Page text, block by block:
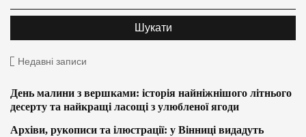
Недавні записи
День малини з вершками: історія найніжнішого літнього
десерту та найкращі ласощі з улюбленої ягоди
Архіви, рукописи та ілюстрації: у Вінниці видадуть